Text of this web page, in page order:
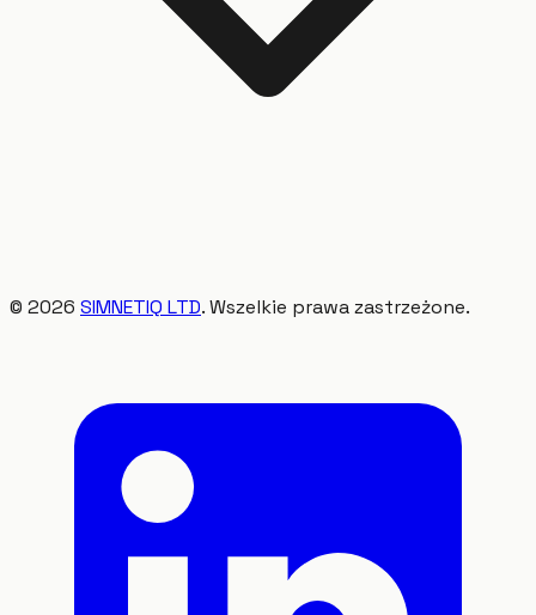
© 2026 SIMNETIQ LTD. Wszelkie prawa zastrzeżone.